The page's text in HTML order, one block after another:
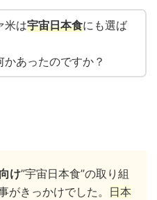
米は宇宙日本食にも選ば
あったのですか？
け”宇宙日本食”の取り組
きっかけでした。 日本